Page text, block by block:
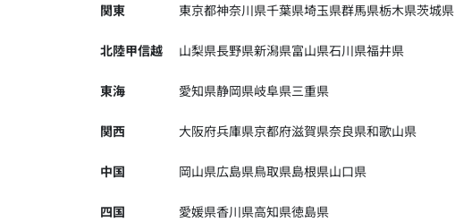
関東 東京都神奈川県千葉県埼玉県群馬県栃木県茨城県
北陸甲信越 山梨県長野県新潟県富山県石川県福井県
東海 愛知県静岡県岐阜県三重県
関西 大阪府兵庫県京都府滋賀県奈良県和歌山県
中国 岡山県広島県鳥取県島根県山口県
四国 愛媛県香川県高知県徳島県